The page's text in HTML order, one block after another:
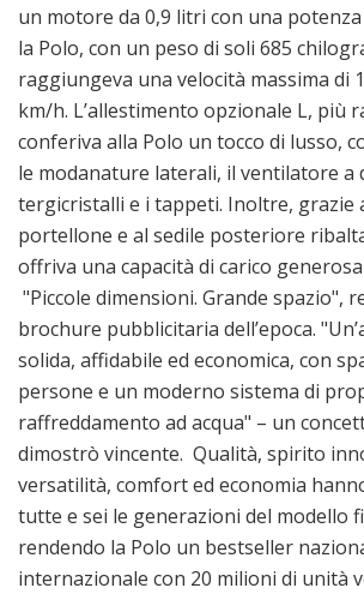
un motore da 0,9 litri con una potenza
la Polo, con un peso di soli 685
raggiungeva una velocità massima di
km/h. L’allestimento opzionale L, più
conferiva alla Polo un tocco di lusso,
le modanature laterali, il ventilatore a
tergicristalli e i tappeti. Inoltre, grazie
portellone e al sedile posteriore
offriva una capacità di carico
"Piccole dimensioni. Grande spazio",
brochure pubblicitaria dell’epoca.
solida, affidabile ed economica, con
persone e un moderno sistema di
raffreddamento ad acqua" – un
dimostrò vincente. Qualità, spirito
versatilità, comfort ed economia
tutte e sei le generazioni del modello
rendendo la Polo un bestseller
internazionale con 20 milioni di unità